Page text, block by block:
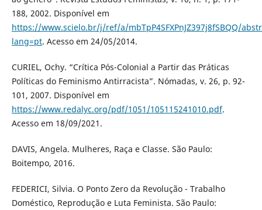
188, 2002. Disponível em
https://www.scielo.br/j/ref/a/mbTpP4SFXPnJZ397j8fSBQQ/
lang=pt. Acesso em 24/05/2014.
CURIEL, Ochy. “Crítica Pós-Colonial a Partir das Práticas
Políticas do Feminismo Antirracista”. Nómadas, v. 26, p. 92-
101, 2007. Disponível em
https://www.redalyc.org/pdf/1051/105115241010.pdf.
Acesso em 18/09/2021.
DAVIS, Angela. Mulheres, Raça e Classe. São Paulo:
Boitempo, 2016.
FEDERICI, Silvia. O Ponto Zero da Revolução - Trabalho
Doméstico, Reprodução e Luta Feminista. São Paulo: